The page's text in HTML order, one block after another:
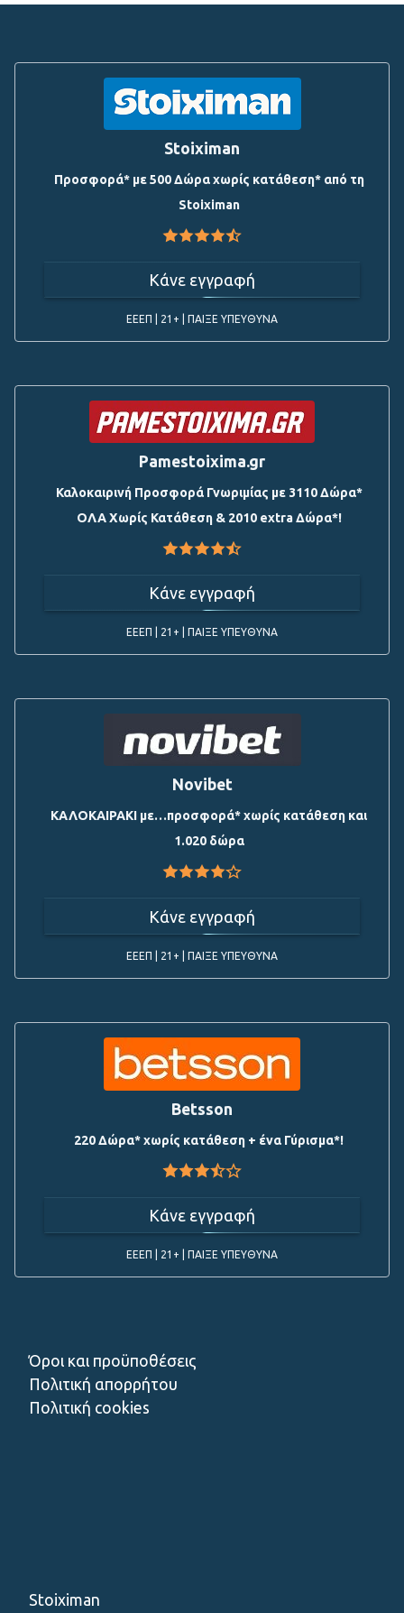
Stoiximan
Προσφορά* με 500 Δώρα χωρίς κατάθεση* από τη
Stoiximan
Κάνε εγγραφή
ΕΕΕΠ | 21+ | ΠΑΙΞΕ ΥΠΕΥΘΥΝΑ
Pamestoixima.gr
Καλοκαιρινή Προσφορά Γνωριμίας με 3110 Δώρα*
ΟΛΑ Χωρίς Κατάθεση & 2010 extra Δώρα*!
Κάνε εγγραφή
ΕΕΕΠ | 21+ | ΠΑΙΞΕ ΥΠΕΥΘΥΝΑ
Novibet
ΚΑΛΟΚΑΙΡΑΚΙ με…προσφορά* χωρίς κατάθεση και
1.020 δώρα
Κάνε εγγραφή
ΕΕΕΠ | 21+ | ΠΑΙΞΕ ΥΠΕΥΘΥΝΑ
Betsson
220 Δώρα* χωρίς κατάθεση + ένα Γύρισμα*!
Κάνε εγγραφή
ΕΕΕΠ | 21+ | ΠΑΙΞΕ ΥΠΕΥΘΥΝΑ
Όροι και προϋποθέσεις
Πολιτική απορρήτου
Πολιτική cookies
Stoiximan